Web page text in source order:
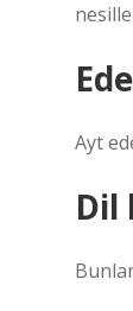
Ayt
Dil